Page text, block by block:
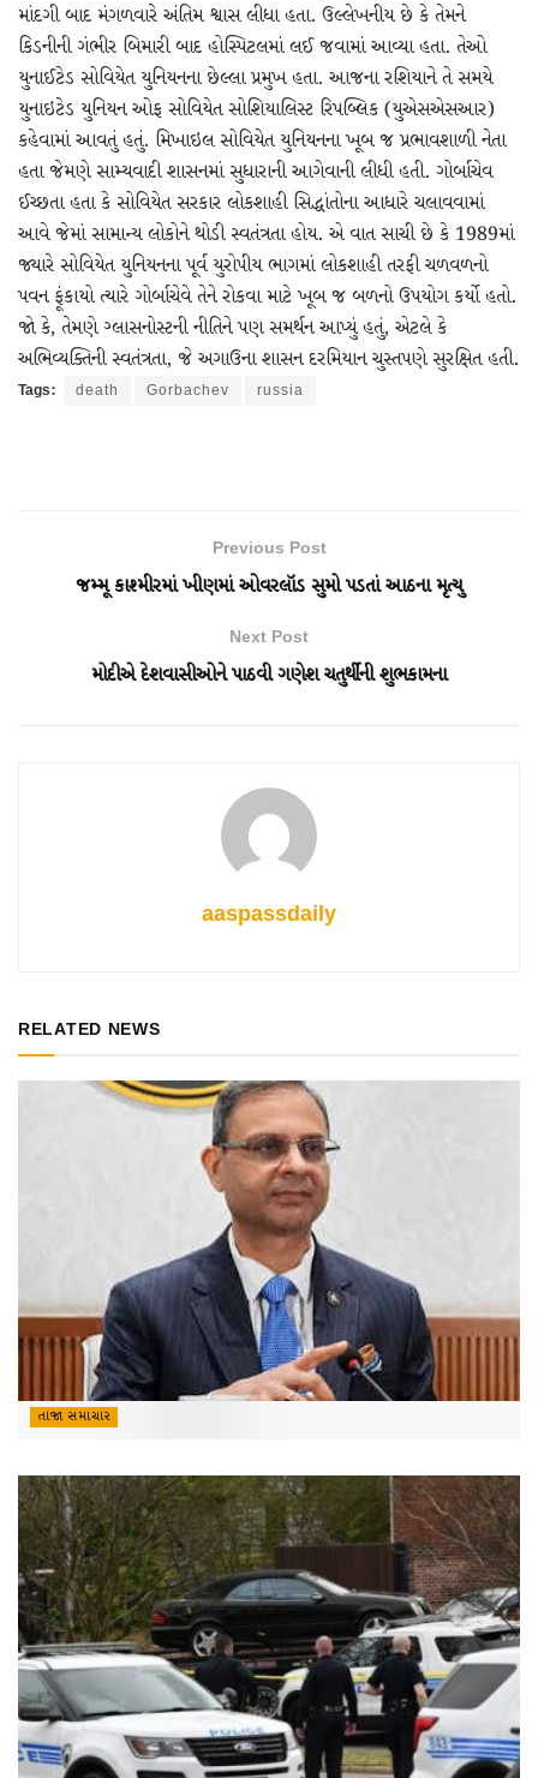
માંદગી બાદ મંગળવારે અંતિમ શ્વાસ લીધા હતા. ઉલ્લેખનીય છે કે તેમને
કિડનીની ગંભીર બિમારી બાદ હોસ્પિટલમાં લઈ જવામાં આવ્યા હતા. તેઓ
યુનાઈટેડ સોવિયેત યુનિયનના છેલ્લા પ્રમુખ હતા. આજના રશિયાને તે સમયે
યુનાઇટેડ યુનિયન ઓફ સોવિયેત સોશિયાલિસ્ટ રિપબ્લિક (યુએસએસઆર)
કહેવામાં આવતું હતું. મિખાઇલ સોવિયેત યુનિયનના ખૂબ જ પ્રભાવશાળી નેતા
હતા જેમણે સામ્યવાદી શાસનમાં સુધારાની આગેવાની લીધી હતી. ગોર્બાચેવ
ઈચ્છતા હતા કે સોવિયેત સરકાર લોકશાહી સિદ્ધાંતોના આધારે ચલાવવામાં
આવે જેમાં સામાન્ય લોકોને થોડી સ્વતંત્રતા હોય. એ વાત સાચી છે કે 1989માં
જ્યારે સોવિયેત યુનિયનના પૂર્વ યુરોપીય ભાગમાં લોકશાહી તરફી ચળવળનો
પવન ફૂંકાયો ત્યારે ગોર્બાચેવે તેને રોકવા માટે ખૂબ જ બળનો ઉપયોગ કર્યો હતો.
જો કે, તેમણે ગ્લાસનોસ્ટની નીતિને પણ સમર્થન આપ્યું હતું, એટલે કે
અભિવ્યક્તિની સ્વતંત્રતા, જે અગાઉના શાસન દરમિયાન ચુસ્તપણે સુરક્ષિત હતી.
Tags: death Gorbachev russia
Previous Post
જમ્મૂ કાશ્મીરમાં ખીણમાં ઓવરલૉડ સુમો પડતાં આઠના મૃત્યુ
Next Post
મોદીએ દેશવાસીઓને પાઠવી ગણેશ ચતુર્થીની શુભકામના
aaspassdaily
RELATED NEWS
તાજા સમાચાર